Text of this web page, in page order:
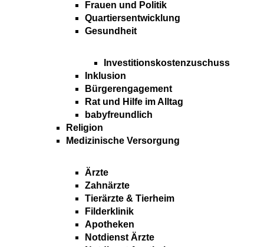
Frauen und Politik
Quartiersentwicklung
Gesundheit
Investitionskostenzuschuss
Inklusion
Bürgerengagement
Rat und Hilfe im Alltag
babyfreundlich
Religion
Medizinische Versorgung
Ärzte
Zahnärzte
Tierärzte & Tierheim
Filderklinik
Apotheken
Notdienst Ärzte